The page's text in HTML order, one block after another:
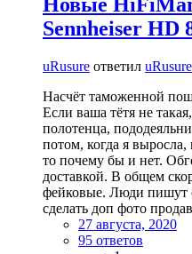
Sennheiser HD
uRusure ответил uRusure
Насчёт таможенной
Если ваша тётя не
полотенца,
потом, когда я
то почему бы и нет.
доставкой. В общем
фейковые. Люди пишут
сделать доп фото
27 августа, 2020
95 ответов